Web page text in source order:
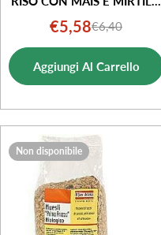
Prezzo
di
vendita
€5,58Prezzo
normale
€6,40
Aggiungi Al Carrello
Non disponibile